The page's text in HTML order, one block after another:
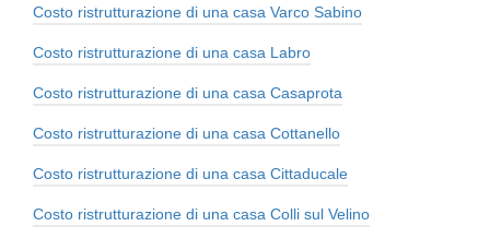
Costo ristrutturazione di una casa Varco Sabino
Costo ristrutturazione di una casa Labro
Costo ristrutturazione di una casa Casaprota
Costo ristrutturazione di una casa Cottanello
Costo ristrutturazione di una casa Cittaducale
Costo ristrutturazione di una casa Colli sul Velino